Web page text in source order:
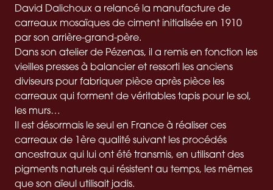
David Dalichoux a relancé la manufacture de
carreaux mosaïques de ciment initialisée en 1910
par son arrière-grand-père.
Dans son atelier de Pézenas, il a remis en fonction les
vieilles presses à balancier et ressorti les anciens
diviseurs pour fabriquer pièce après pièce les
carreaux qui forment de véritables tapis pour le sol,
les murs…
Il est désormais le seul en France à réaliser ces
carreaux de 1ère qualité suivant les procédés
ancestraux qui lui ont été transmis, en utilisant des
pigments naturels qui résistent au temps, les mêmes
que son aïeul utilisait jadis.